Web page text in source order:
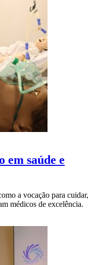
em saúde e
a vocação para cuidar,
médicos de excelência.